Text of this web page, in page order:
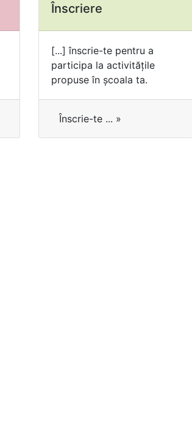
Înscriere
[...] înscrie-te pentru a
participa la activitățile
propuse în şcoala ta.
Înscrie-te ... »